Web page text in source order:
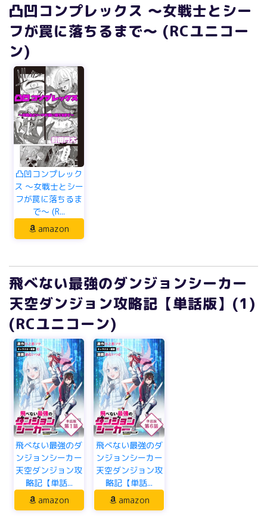
凸凹コンプレックス ～女戦士とシー
フが罠に落ちるまで～ (RCユニコー
ン)
凸凹コンプレック
ス ～女戦士とシー
フが罠に落ちるま
で～ (R...
amazon
飛べない最強のダンジョンシーカー
天空ダンジョン攻略記【単話版】(1)
(RCユニコーン)
飛べない最強のダ
ンジョンシーカー
天空ダンジョン攻
略記【単話...
amazon
飛べない最強のダ
ンジョンシーカー
天空ダンジョン攻
略記【単話...
amazon